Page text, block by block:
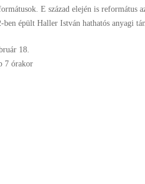
E század elején is református
épült Haller István hathatós anyagi
18.
7 órakor